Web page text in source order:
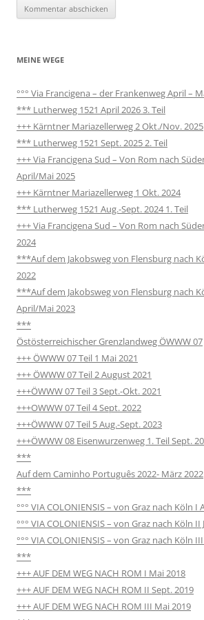
MEINE WEGE
°°° Via Francigena – der Frankenweg April –
*** Lutherweg 1521 April 2026 3. Teil
+++ Kärntner Mariazellerweg 2 Okt./Nov. 2025
*** Lutherweg 1521 Sept. 2025 2. Teil
+++ Via Francigena Sud – Von Rom nach
April/Mai 2025
+++ Kärntner Mariazellerweg 1 Okt. 2024
*** Lutherweg 1521 Aug.-Sept. 2024 1. Teil
+++ Via Francigena Sud – Von Rom nach
2024
***Auf dem Jakobsweg von Flensburg nach
2022
***Auf dem Jakobsweg von Flensburg nach
April/Mai 2023
***
Östösterreichischer Grenzlandweg ÖWWW 07
+++ ÖWWW 07 Teil 1 Mai 2021
+++ ÖWWW 07 Teil 2 August 2021
+++ÖWWW 07 Teil 3 Sept.-Okt. 2021
+++OWWW 07 Teil 4 Sept. 2022
+++ÖWWW 07 Teil 5 Aug.-Sept. 2023
+++ÖWWW 08 Eisenwurzenweg 1. Teil Sept.
***
Auf dem Caminho Português 2022- März 2022
***
°°° VIA COLONIENSIS – von Graz nach Köln I
°°° VIA COLONIENSIS – von Graz nach Köln II
°°° VIA COLONIENSIS – von Graz nach Köln
***
+++ AUF DEM WEG NACH ROM I Mai 2018
+++ AUF DEM WEG NACH ROM II Sept. 2019
+++ AUF DEM WEG NACH ROM III Mai 2019